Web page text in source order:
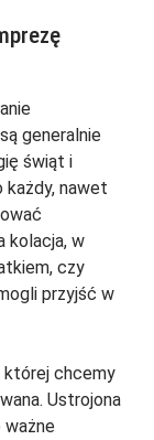
generalnie
świąt i
każdy, nawet
kolacja, w
czy
przyjść w
której chcemy
Ustrojona
ważne